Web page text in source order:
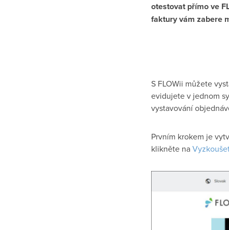
otestovat přímo ve
faktury vám zabere
S FLOWii můžete
evidujete v jednom
vystavování
Prvním krokem je
klikněte na